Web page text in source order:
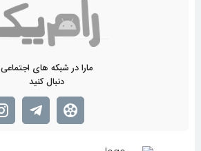
مارا در شبکه های اجتماعی
دنبال کنید